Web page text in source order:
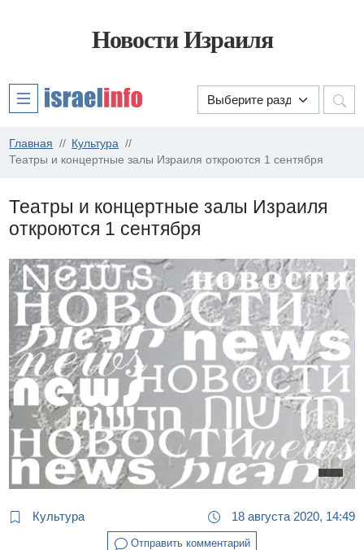
Новости Израиля
Главная
Культура
Театры и концертные залы Израиля откроются 1 сентября
Театры и концертные залы Израиля
откроются 1 сентября
Культура 18 августа 2020, 14:49
Отправить комментарий